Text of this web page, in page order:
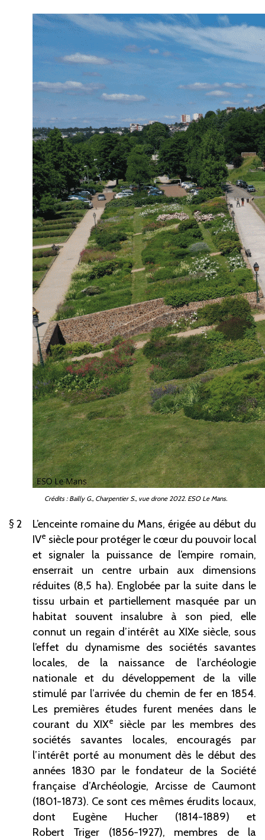
Crédits : Bailly G., Charpentier S., vue drone 2022. ESO Le Mans.
2
L’enceinte romaine du Mans, érigée au début du
IVe siècle pour protéger le cœur du pouvoir local
et signaler la puissance de l’empire romain,
enserrait un centre urbain aux dimensions
réduites (8,5 ha). Englobée par la suite dans le
tissu urbain et partiellement masquée par un
habitat souvent insalubre à son pied, elle
connut un regain d’intérêt au XIXe siècle, sous
l’effet du dynamisme des sociétés savantes
locales, de la naissance de l’archéologie
nationale et du développement de la ville
stimulé par l’arrivée du chemin de fer en 1854.
Les premières études furent menées dans le
courant du XIXe
siècle par les membres des
sociétés savantes locales, encouragés par
l’intérêt porté au monument dès le début des
années 1830 par le fondateur de la Société
française d’Archéologie, Arcisse de Caumont
(1801-1873). Ce sont ces mêmes érudits locaux,
dont Eugène Hucher (1814-1889) et
Robert
Triger (1856-1927), membres de la